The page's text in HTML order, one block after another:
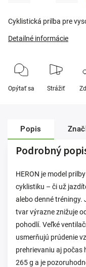
Cyklistická prilba pre
Detailné informácie
Opýtať sa Strážiť
Popis
Podrobný
HERON je model
cyklistiku – či už
alebo denné
tvar výrazne znižuje
pohodlí. Veľké
usmerňujú prúdenie
prehrievaniu aj počas
265 g a je